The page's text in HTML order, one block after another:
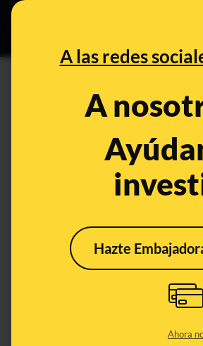
A las redes
A
Hazte
Ahora
¿Franco
pensiones,
This
What's being said:
«Franco instauró en
Movimiento Nacional. Bajo el
garantizando a los trabajadores